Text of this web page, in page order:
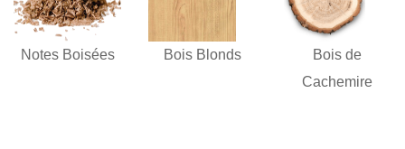
Notes Boisées Bois Blonds
Bois de
Cachemire